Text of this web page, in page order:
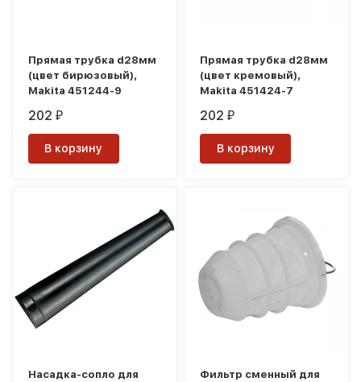
Прямая трубка d28мм
(цвет бирюзовый),
Makita 451244-9
202₽
В корзину
Прямая трубка d28мм
(цвет кремовый),
Makita 451424-7
202₽
В корзину
Насадка-сопло для
Фильтр сменный для